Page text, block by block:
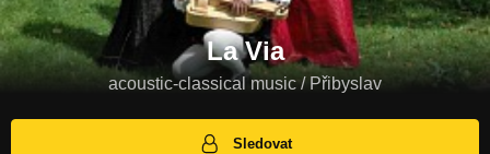
La Via
acoustic-classical music / Přibyslav
Sledovat